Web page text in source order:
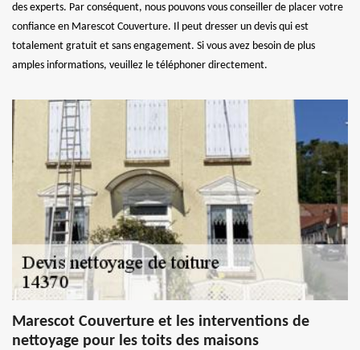
des experts. Par conséquent, nous pouvons vous conseiller de placer votre
confiance en Marescot Couverture. Il peut dresser un devis qui est
totalement gratuit et sans engagement. Si vous avez besoin de plus
amples informations, veuillez le téléphoner directement.
Marescot Couverture et les interventions de
nettoyage pour les toits des maisons